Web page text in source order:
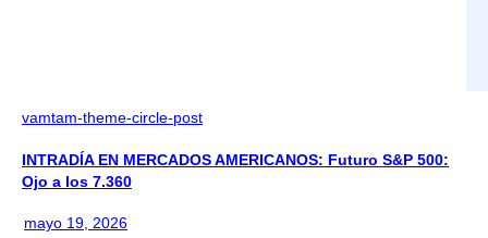
vamtam-theme-circle-post
INTRADÍA EN MERCADOS AMERICANOS: Futuro S&P 500:
Ojo a los 7.360
mayo 19, 2026